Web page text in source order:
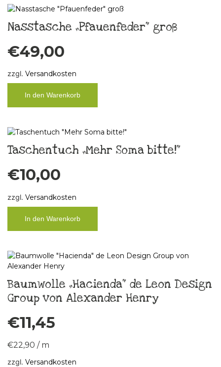
Nasstasche „Pfauenfeder“ groß
€49,00
zzgl. Versandkosten
In den Warenkorb
Taschentuch „Mehr Soma bitte!“
€10,00
zzgl. Versandkosten
In den Warenkorb
Baumwolle „Hacienda“ de Leon Design
Group von Alexander Henry
€11,45
€22,90 / m
zzgl. Versandkosten